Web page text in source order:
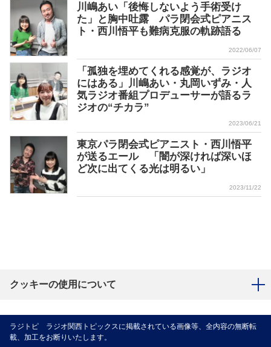
川嶋あい「後悔しないよう手術受け
た」と胸中吐露 パラ閉会式ピアニス
ト・西川悟平も難病克服の軌跡語る
2022/06/07
「孤独を埋めてくれる感覚が、ラジオ
にはある」川嶋あい・丸岡いずみ・人
気ラジオ番組プロデューサーが語るラ
ジオの“チカラ”
2023/06/21
東京パラ閉会式ピアニスト・西川悟平
が送るエール 「闇が深ければ深いほ
ど次に出てくる光は明るい」
2023/11/22
クッキーの使用について
ラジトピ ラジオ関西トピックスに掲載されている画像等、全内容の無断転
載、加工をお断りいたします。